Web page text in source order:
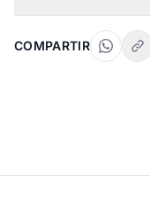
COMPARTIR